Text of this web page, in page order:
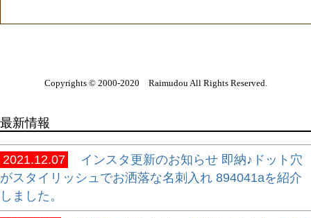
Copyrights © 2000-2020 Raimudou All Rights Reserved.
最新情報
2021.12.07
インスタ更新のお知らせ 即納♪ドット穴
がスタイリッシュでお洒落な名刺入れ 894041aを紹介
しました。